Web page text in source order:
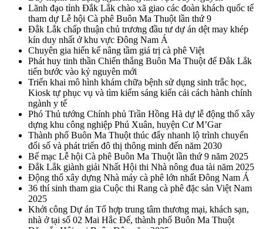
Lãnh đạo tỉnh Đắk Lắk chào xã giao các đoàn khách quốc tế
tham dự Lễ hội Cà phê Buôn Ma Thuột lần thứ 9
Đắk Lắk chấp thuận chủ trương đầu tư dự án dệt may khép
kín duy nhất ở khu vực Đông Nam Á
Chuyên gia hiến kế nâng tầm giá trị cà phê Việt
Phát huy tinh thần Chiến thắng Buôn Ma Thuột để Đắk Lắk
tiến bước vào kỷ nguyên mới
Triển khai mô hình khám chữa bệnh sử dụng sinh trắc học,
Kiosk tự phục vụ và tìm kiếm sáng kiến cải cách hành chính
ngành y tế
Phó Thủ tướng Chính phủ Trần Hồng Hà dự lễ động thổ xây
dựng khu công nghiệp Phú Xuân, huyện Cư M’Gar
Thành phố Buôn Ma Thuột thúc đẩy nhanh lộ trình chuyển
đổi số và phát triển đô thị thông minh đến năm 2030
Bế mạc Lễ hội Cà phê Buôn Ma Thuột lần thứ 9 năm 2025
Đắk Lắk giành giải Nhất Hội thi Nhà nông đua tài năm 2025
Động thổ xây dựng Nhà máy cà phê lớn nhất Đông Nam Á
36 thí sinh tham gia Cuộc thi Rang cà phê đặc sản Việt Nam
2025
Khởi công Dự án Tổ hợp trung tâm thương mại, khách sạn,
nhà ở tại số 02 Mai Hắc Đế, thành phố Buôn Ma Thuột